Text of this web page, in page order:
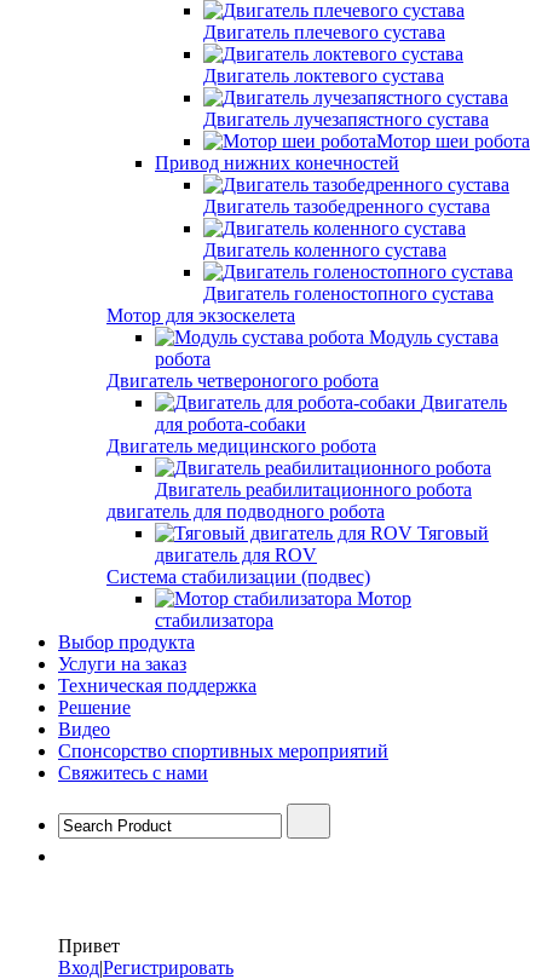
Двигатель плечевого сустава
Двигатель локтевого сустава
Двигатель лучезапястного сустава
Мотор шеи робота
Привод нижних конечностей
Двигатель тазобедренного сустава
Двигатель коленного сустава
Двигатель голеностопного сустава
Мотор для экзоскелета
Модуль сустава
робота
Двигатель четвероногого робота
Двигатель
для робота-собаки
Двигатель медицинского робота
Двигатель реабилитационного робота
двигатель для подводного робота
Тяговый
двигатель для ROV
Система стабилизации (подвес)
Мотор
стабилизатора
Выбор продукта
Услуги на заказ
Техническая поддержка
Решение
Видео
Спонсорство спортивных мероприятий
Свяжитесь с нами
Привет
Вход|Регистрировать